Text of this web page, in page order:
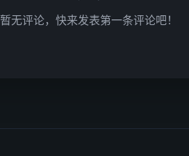
暂无评论，快来发表第一条评论吧！